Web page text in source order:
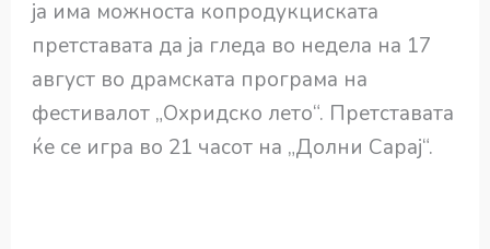
ја има можноста копродукциската
претставата да ја гледа во недела на 17
август во драмската програма на
фестивалот „Охридско лето“. Претставата
ќе се игра во 21 часот на „Долни Сарај“.